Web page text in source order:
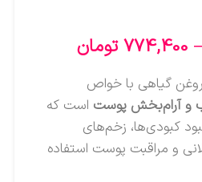
774,400 تومان
گیاهی با خواص
و آرام‌بخش پوست است که
کبودی‌ها، زخم‌های
و مراقبت پوست استفاده